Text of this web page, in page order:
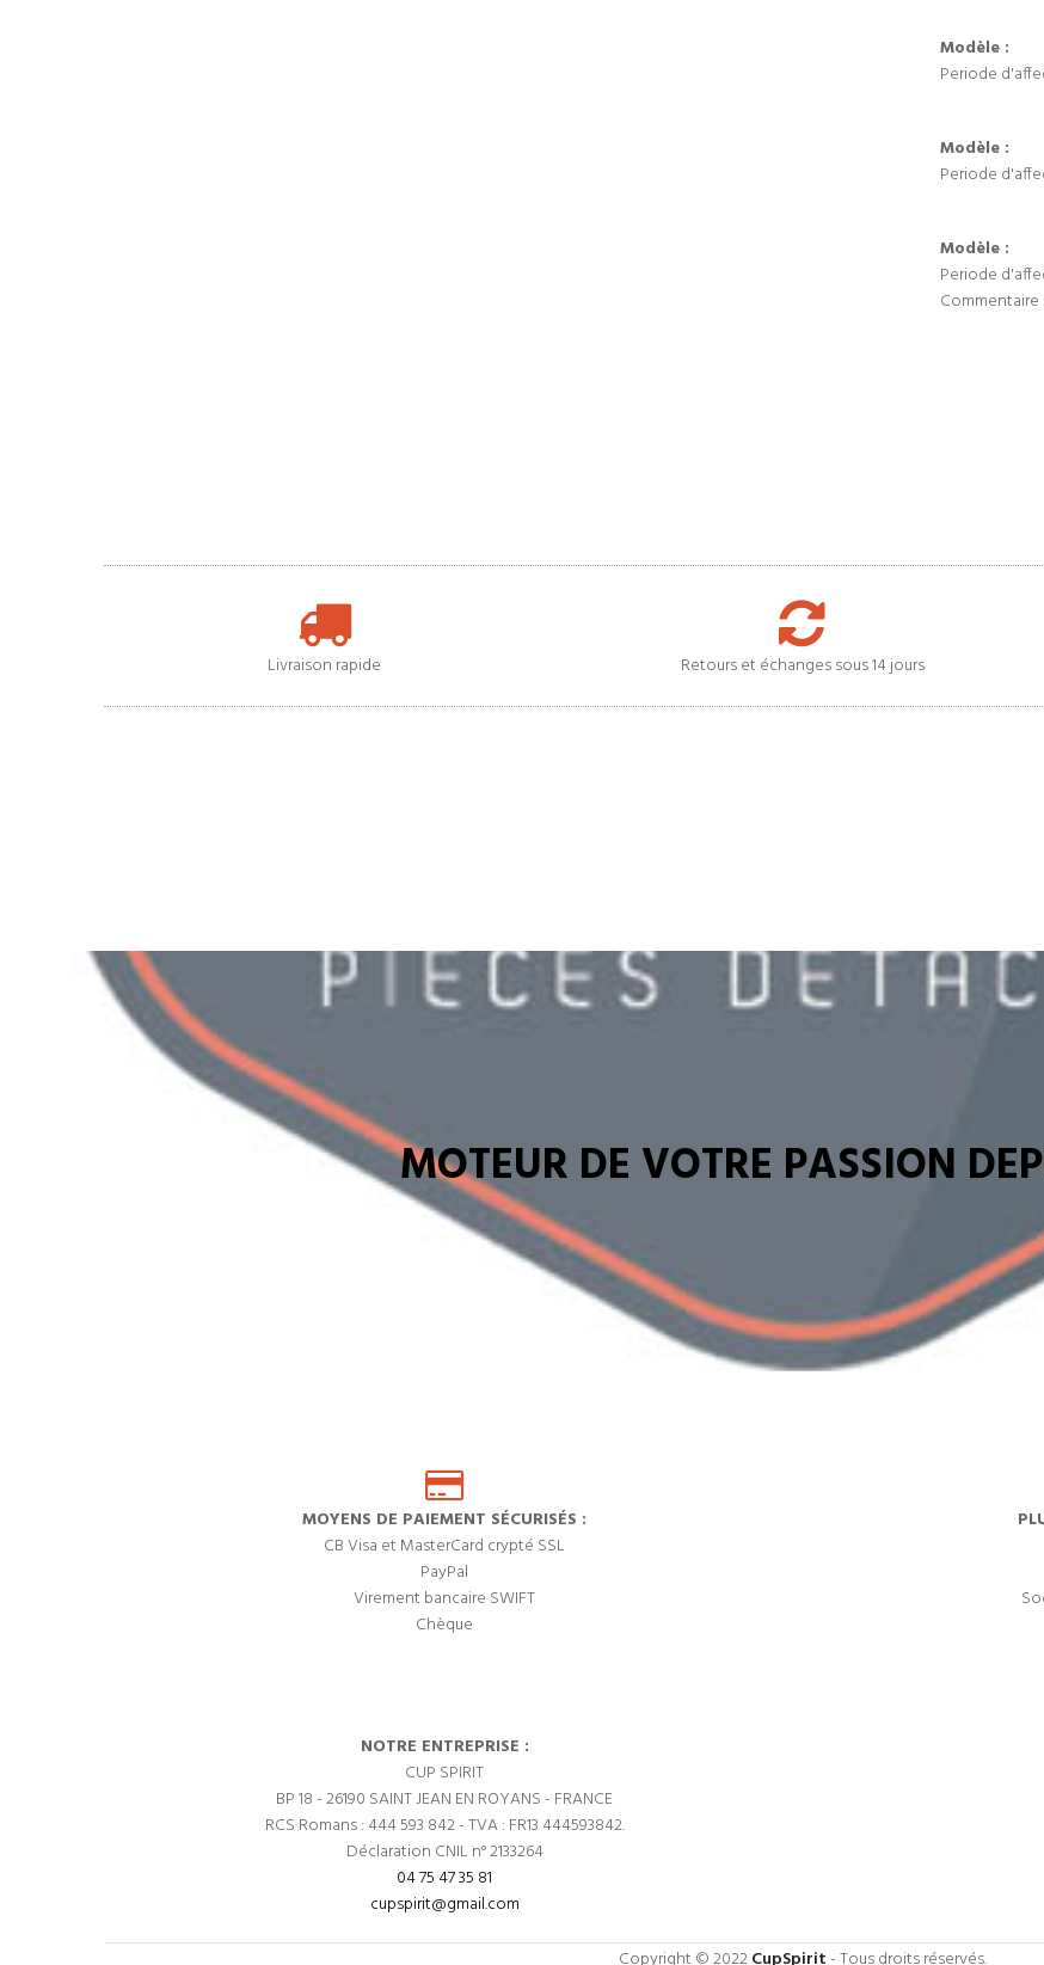
Modèle :
Periode
Modèle :
Periode
Modèle :
Periode
Commentaire :
Livraison rapide Retours et échanges sous 14 jours
MOTEUR DE VOTRE PASSION
MOYENS DE PAIEMENT SÉCURISÉS :
CB Visa et MasterCard crypté SSL
PayPal
Virement bancaire SWIFT
Chèque
NOTRE ENTREPRISE :
CUP SPIRIT
BP 18 - 26190 SAINT JEAN EN ROYANS - FRANCE
RCS Romans : 444 593 842 - TVA : FR13 444593842.
Déclaration CNIL n° 2133264
04 75 47 35 81
cupspirit@gmail.com